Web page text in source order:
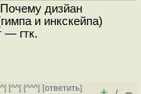
дизйан
и инкскейпа)
— гтк.
^] [^^] [^^^] [ответить]